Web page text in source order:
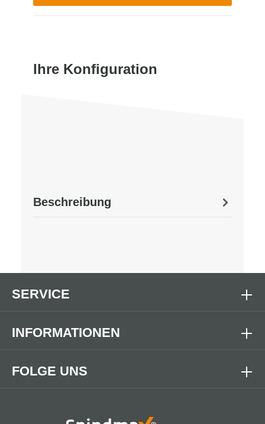
Ihre Konfiguration
Beschreibung
FOLGE UNS
SERVICE
INFORMATIONEN